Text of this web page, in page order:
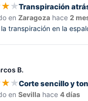
★★Transpiración
enZaragoza hace2
transpiración en la
B.
★★Corte sencillo y
enSevilla hace4 días